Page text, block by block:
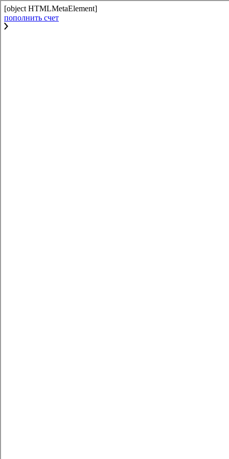
[object HTMLMetaElement]
пополнить счет